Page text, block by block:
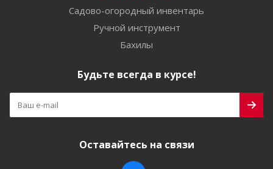
Садово-огородный инвентарь
Ручной инструмент
Бахилы
Будьте всегда в курсе!
Оставайтесь на связи